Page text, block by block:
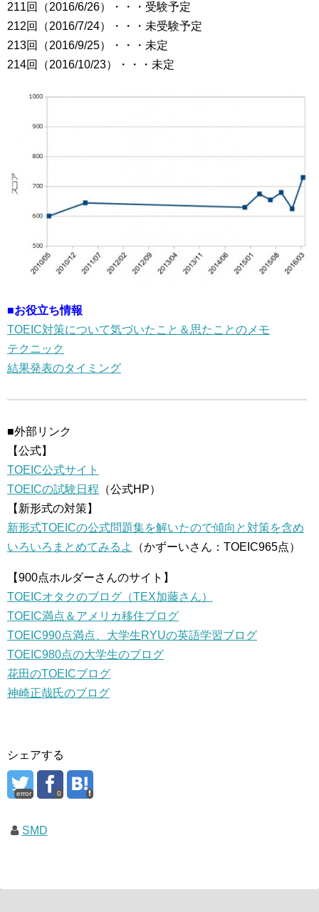
211回（2016/6/26）・・・受験予定
212回（2016/7/24）・・・未受験予定
213回（2016/9/25）・・・未定
214回（2016/10/23）・・・未定
■お役立ち情報
TOEIC対策について気づいたこと＆思たことのメモ
テクニック
結果発表のタイミング
■外部リンク
【公式】
TOEIC公式サイト
TOEICの試験日程 （公式HP）
【新形式の対策】
新形式TOEICの公式問題集を解いたので傾向と対策を含め
いろいろまとめてみるよ
（かずーいさん：TOEIC965点）
【900点ホルダーさんのサイト】
TOEICオタクのブログ（TEX加藤さん）
TOEIC満点＆アメリカ移住ブログ
TOEIC990点満点、大学生RYUの英語学習ブログ
TOEIC980点の大学生のブログ
花田のTOEICブログ
神崎正哉氏のブログ
シェアする
error 0
SMD